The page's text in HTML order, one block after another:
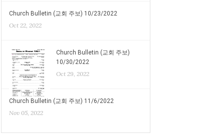
Church Bulletin (교회 주보) 10/23/2022
Oct 22, 2022
Church Bulletin (교회 주보)
10/30/2022
Oct 29, 2022
Church Bulletin (교회 주보) 11/6/2022
Nov 05, 2022